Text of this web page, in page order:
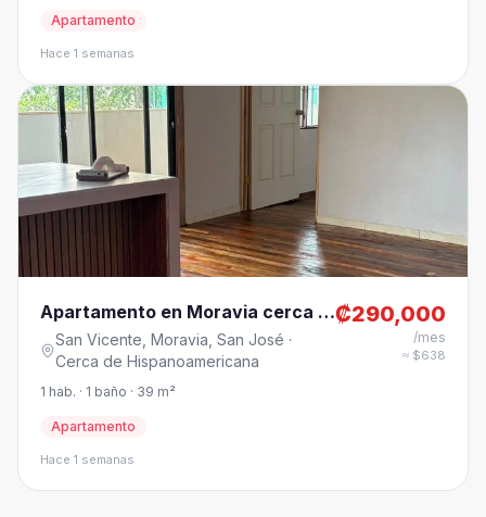
Apartamento
Hace 1 semanas
Apartamento en Moravia cerca de Plaza Lincold
San Vicente, Moravia San José ·
Cerca de Hispanoamericana
1 hab. · 1 baño · 39 m²
₡290,000
/mes
≈ $638
Apartamento
Hace 1 semanas